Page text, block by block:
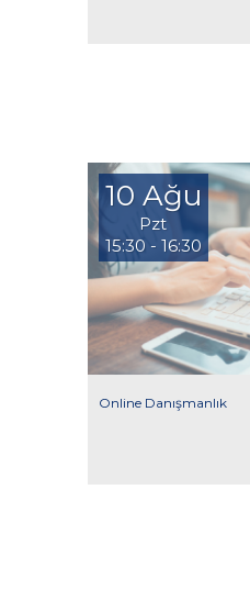
10 Ağu
Pzt
15:30 - 16:30
Online Danışmanlık